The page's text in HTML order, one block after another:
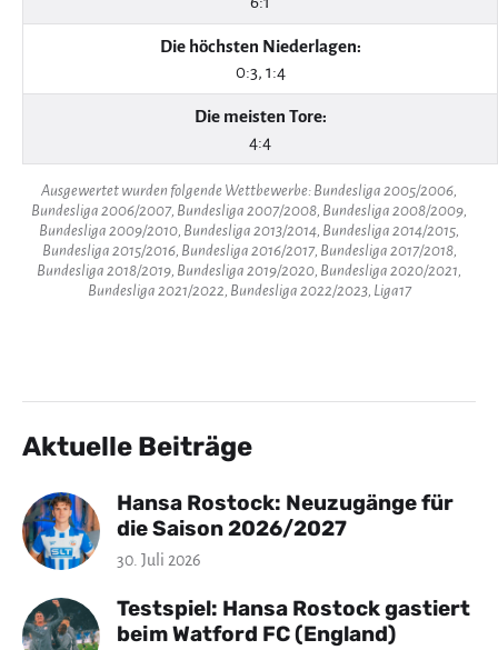
Die höchsten Niederlagen:
0:3, 1:4
Die meisten Tore:
4:4
Ausgewertet wurden folgende Wettbewerbe: Bundesliga 2005/2006,
Bundesliga 2006/2007, Bundesliga 2007/2008, Bundesliga 2008/2009,
Bundesliga 2009/2010, Bundesliga 2013/2014, Bundesliga 2014/2015,
Bundesliga 2015/2016, Bundesliga 2016/2017, Bundesliga 2017/2018,
Bundesliga 2018/2019, Bundesliga 2019/2020, Bundesliga 2020/2021,
Bundesliga 2021/2022, Bundesliga 2022/2023, Liga17
Aktuelle Beiträge
Hansa Rostock: Neuzugänge für
die Saison 2026/2027
30. Juli 2026
Testspiel: Hansa Rostock gastiert
beim Watford FC (England)